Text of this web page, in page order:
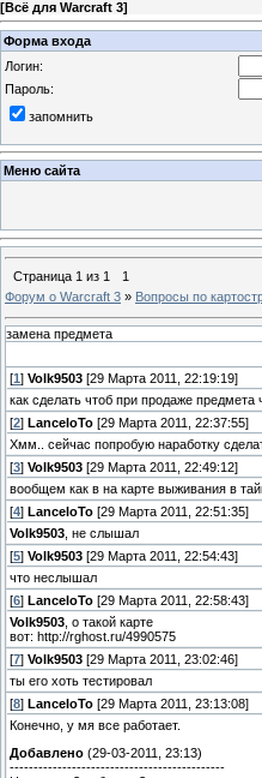
[Всё для Warcraft 3]
Форма входа
Логин:
Пароль:
запомнить
Меню сайта
Страница 1 из 1
1
Форум о Warcraft 3 » Вопросы по
замена предмета
[1 ] Volk9503 [29 Марта 2011, 22:19:19]
как сделать чтоб при продаже
[2] LanceloTo [29 Марта 2011, 22:37:55]
Хмм.. сейчас попробую наработку
[3] Volk9503 [29 Марта 2011, 22:49:12]
вообщем как в на карте выживания в
[4] LanceloTo [29 Марта 2011, 22:51:35]
Volk9503 , не слышал
[5] Volk9503 [29 Марта 2011, 22:54:43]
что неслышал
[6] LanceloTo [29 Марта 2011, 22:58:43]
Volk9503 , о такой карте
вот: http://rghost.ru/4990575
[7] Volk9503 [29 Марта 2011, 23:02:46]
ты его хоть тестировал
[8] LanceloTo [29 Марта 2011, 23:13:08]
Конечно, у мя все работает.
Добавлено (29-03-2011, 23:13)
---------------------------------------------